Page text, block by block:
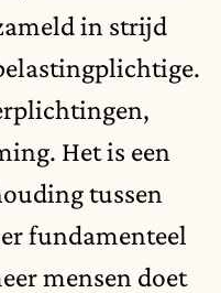
in strijd
Het is een
tussen
fundamenteel
mensen doet